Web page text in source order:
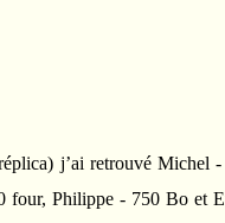
j’ai retrouvé Michel
four, Philippe - 750 Bo et